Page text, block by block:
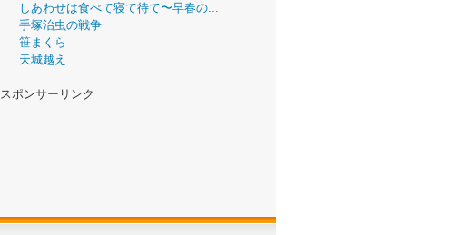
しあわせは食べて寝て待て〜早春の...
手塚治虫の戦争
笹まくら
天城越え
スポンサーリンク